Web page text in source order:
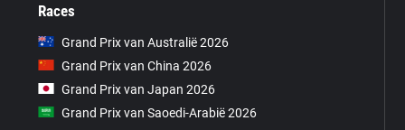
Races
Grand Prix van Australië 2026
Grand Prix van China 2026
Grand Prix van Japan 2026
Grand Prix van Saoedi-Arabië 2026